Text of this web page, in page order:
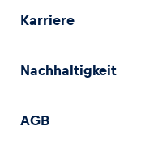
Karriere
Nachhaltigkeit
AGB